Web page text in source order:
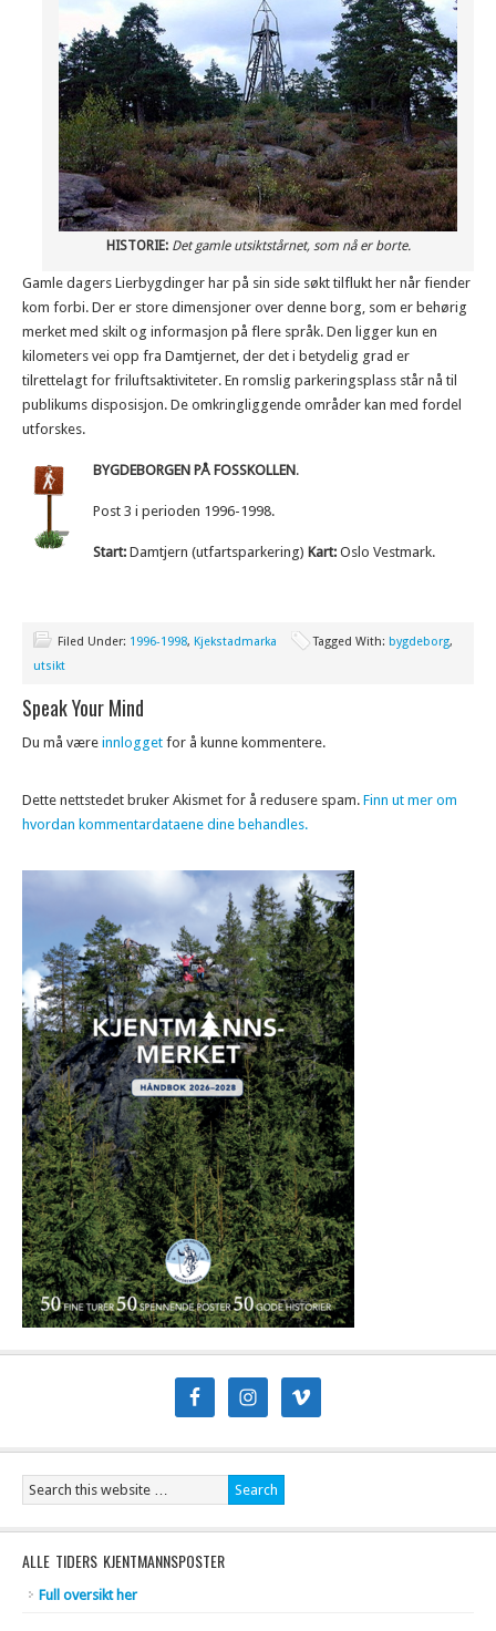
HISTORIE: Det gamle utsiktstårnet, som nå er borte.
Gamle dagers Lierbygdinger har på sin side søkt tilflukt her når fiender
kom forbi. Der er store dimensjoner over denne borg, som er behørig
merket med skilt og informasjon på flere språk. Den ligger kun en
kilometers vei opp fra Damtjernet, der det i betydelig grad er
tilrettelagt for friluftsaktiviteter. En romslig parkeringsplass står nå til
publikums disposisjon. De omkringliggende områder kan med fordel
utforskes.
BYGDEBORGEN PÅ FOSSKOLLEN.
Post 3 i perioden 1996-1998.
Start: Damtjern (utfartsparkering) Kart: Oslo Vestmark.
Filed Under: 1996-1998, Kjekstadmarka Tagged With: bygdeborg,
utsikt
Speak Your Mind
Du må være innlogget for å kunne kommentere.
Dette nettstedet bruker Akismet for å redusere spam. Finn ut mer om
hvordan kommentardataene dine behandles.
ALLE TIDERS KJENTMANNSPOSTER
Full oversikt her